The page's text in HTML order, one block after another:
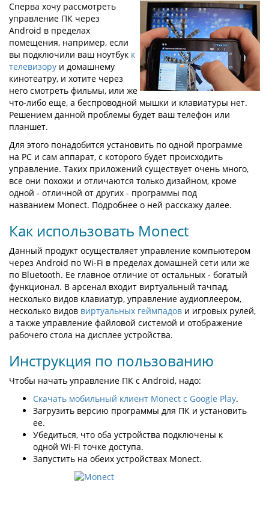
Сперва хочу рассмотреть
управление ПК через
Android в пределах
помещения, например, если
вы подключили ваш ноутбук к
телевизору и домашнему
кинотеатру, и хотите через
него смотреть фильмы, или же
что-либо еще, а беспроводной мышки и клавиатуры нет.
Решением данной проблемы будет ваш телефон или
планшет.
Для этого понадобится установить по одной программе
на PC и сам аппарат, с которого будет происходить
управление. Таких приложений существует очень много,
все они похожи и отличаются только дизайном, кроме
одной - отличной от других - программы под
названием Monect. Подробнее о ней расскажу далее.
Как использовать Monect
Данный продукт осуществляет управление компьютером
через Android по Wi-Fi в пределах домашней сети или же
по Bluetooth. Ее главное отличие от остальных - богатый
функционал. В арсенал входит виртуальный тачпад,
несколько видов клавиатур, управление аудиоплеером,
несколько видов виртуальных геймпадов и игровых рулей,
а также управление файловой системой и отображение
рабочего стола на дисплее устройства.
Инструкция по пользованию
Чтобы начать управление ПК с Android, надо:
Скачать мобильный клиент Monect с Google Play.
Загрузить версию программы для ПК и установить
ее.
Убедиться, что оба устройства подключены к
одной Wi-Fi точке доступа.
Запустить на обеих устройствах Monect.